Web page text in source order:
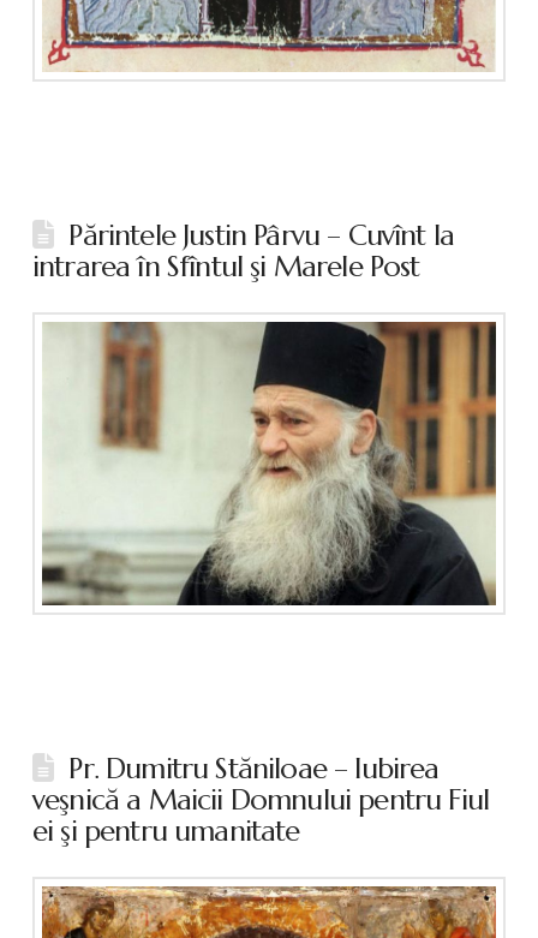
Părintele Justin Pârvu – Cuvînt la
intrarea în Sfîntul şi Marele Post
Pr. Dumitru Stăniloae – Iubirea
veşnică a Maicii Domnului pentru Fiul
ei şi pentru umanitate